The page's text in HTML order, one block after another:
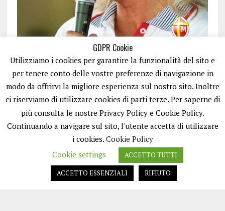
ISCRIVITI
GDPR Cookie
Utilizziamo i cookies per garantire la funzionalità del sito e
per tenere conto delle vostre preferenze di navigazione in
modo da offrirvi la migliore esperienza sul nostro sito. Inoltre
ci riserviamo di utilizzare cookies di parti terze. Per saperne di
più consulta le nostre Privacy Policy e Cookie Policy.
Continuando a navigare sul sito, l'utente accetta di utilizzare
i cookies. Cookie Policy
Cookie settings
ACCETTO TUTTI
ACCETTO ESSENZIALI
RIFIUTO